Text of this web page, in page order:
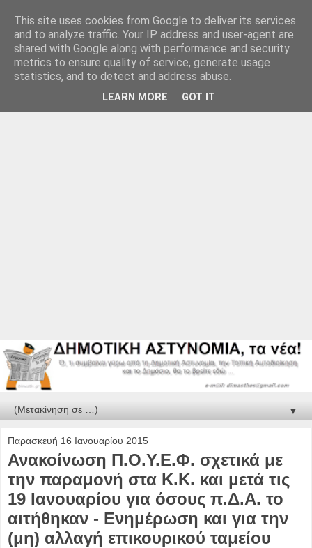
▼
Παρασκευή 16 Ιανουαρίου 2015
Ανακοίνωση Π.Ο.Υ.Ε.Φ. σχετικά με
την παραμονή στα Κ.Κ. και μετά τις
19 Ιανουαρίου για όσους π.Δ.Α. το
αιτήθηκαν - Ενημέρωση και για την
(μη) αλλαγή επικουρικού ταμείου
This site uses cookies from Google to deliver its services
and to analyze traffic. Your IP address and user-agent are
shared with Google along with performance and security
metrics to ensure quality of service, generate usage
statistics, and to detect and address abuse.
LEARN MORE GOT IT